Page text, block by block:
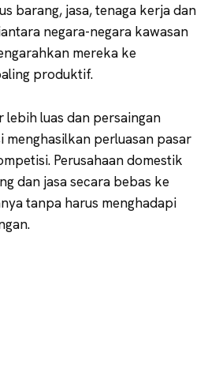
barang, jasa, tenaga kerja dan
negara-negara kawasan
mereka ke
produktif.
lebih luas dan persaingan
menghasilkan perluasan pasar
Perusahaan domestik
dan jasa secara bebas ke
tanpa harus menghadapi